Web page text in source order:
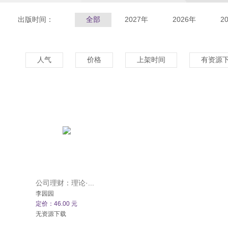
出版时间： 全部 2027年 2026年
人气 价格 上架时间 有资源
公司理财：理论·...
李园园
定价：46.00 元
无资源下载